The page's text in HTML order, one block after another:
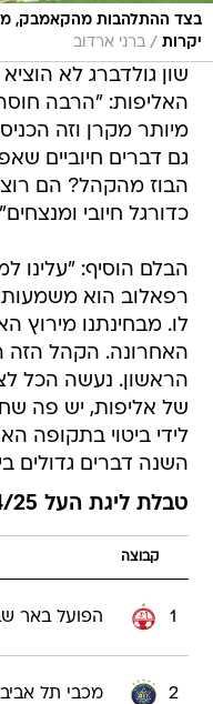
בצד ההתלהבות מהקאמבק,
יקרות / ברני ארדוב
שון גולדברג לא
האליפות: "הרבה
מיותר מקרן וזה
גם דברים חיוביים
הבוז מהקהל? הם
כדורגל חיובי
הבלם הוסיף: "עלינו
רפאלוב הוא
לו. מבחינתנו מירוץ
האחרונה. הקהל הזה
הראשון. נעשה הכל
של אליפות, יש פה
לידי ביטוי בתקופה
השנה דברים גדולים
טבלת ליגת העל Winner 2024/25
קבוצה
1 הפועל באר
2 מכבי תל אביב